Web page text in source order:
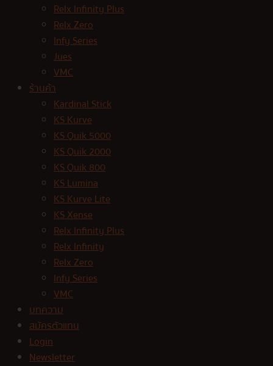
Relx Infinity Plus
Relx Zero
Infy Series
Jues
VMC
ร้านค้า
Kardinal Stick
KS Kurve
KS Quik 5000
KS Quik 2000
KS Quik 800
KS Lumina
KS Kurve Lite
KS Xense
Relx Infinity Plus
Relx Infinity
Relx Zero
Infy Series
VMC
บทความ
สมัครตัวแทน
Login
Newsletter